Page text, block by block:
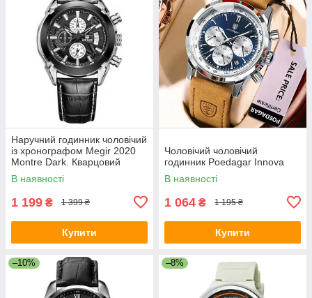
Наручний годинник чоловічий
із хронографом Megir 2020
Montre Dark. Кварцовий
годинник гарний
В наявності
1 199 ₴ 1 399 ₴
Купити
Чоловічий чоловічий
годинник Poedagar Innova
В наявності
1 064 ₴ 1 195 ₴
Купити
–10% –8%